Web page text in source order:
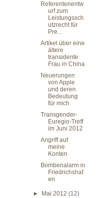
Referentenentw
urf zum
Leistungssch
utzrecht für
Pre...
Artikel über eine
ältere
transidente
Frau in China
Neuerungen
von Apple
und deren
Bedeutung
für mich
Transgender-
Euregio-Treff
im Juni 2012
Angriff auf
meine
Konten
Bombenalarm in
Friedrichshaf
en
► Mai 2012(12)